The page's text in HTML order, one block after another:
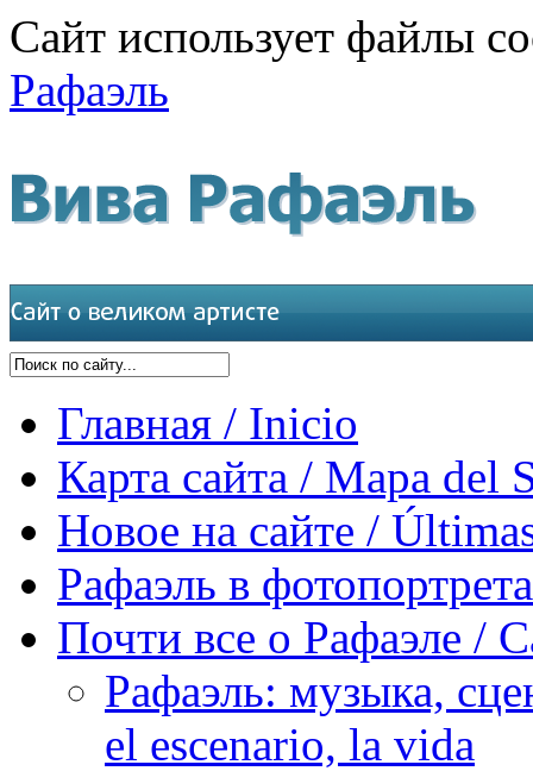
Сайт использует файлы
Рафаэль
Главная / Inicio
Карта сайта / Mapa del
Новое на сайте /
Рафаэль в
Почти все о Рафаэле /
Рафаэль: музыка,
el escenario, la vida